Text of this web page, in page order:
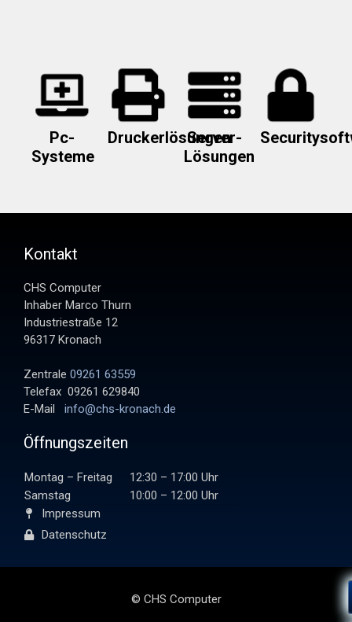
Pc-
Systeme
Druckerlösungen
Server-
Lösungen
Kontakt
CHS Computer
Inhaber Marco Thurn
Industriestraße 12
96317 Kronach
Zentrale 09261 63559
Telefax 09261 629840
E-Mail
info@chs-kronach.de
Öffnungszeiten
Montag – Freitag
12:30 – 17:00 Uhr
Samstag
10:00 – 12:00 Uhr
Impressum
Datenschutz
© CHS Computer